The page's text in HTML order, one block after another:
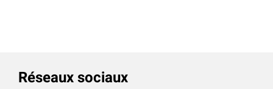
Réseaux sociaux